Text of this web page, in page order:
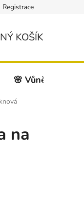
Registrace
KOŠÍK
🌸 Vůně do auta
na